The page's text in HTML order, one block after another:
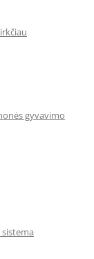
gyvavimo